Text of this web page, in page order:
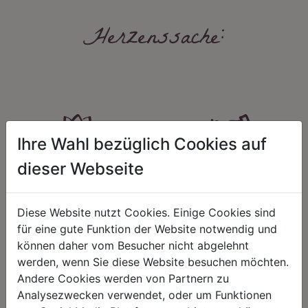
Herzenssache:
HARMONIE
Unser Sortiment steht für ein
schenken natürliche, stilvolle
Momente für harmonische Stunden
zu Hause – den Ort, an dem
Menschen sich geborgen fühlen und
positive Energie schöpfen.
Nicht immer ist der günstigste Preis
fair – im Hinblick auf unsere
Kalkulation, angemessene
Entlohnung und unsere
nachhaltigen, gewachsenen
Geschäftsbeziehungen.
Ihre Wahl bezüglich Cookies auf
dieser Webseite
Diese Website nutzt Cookies. Einige Cookies sind
für eine gute Funktion der Website notwendig und
können daher vom Besucher nicht abgelehnt
werden, wenn Sie diese Website besuchen möchten.
Andere Cookies werden von Partnern zu
Analysezwecken verwendet, oder um Funktionen